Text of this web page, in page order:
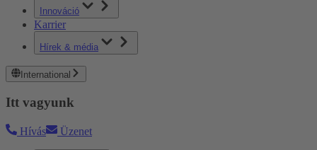
Innováció
Karrier
Hírek & média
International
Itt vagyunk
Hívás Üzenet